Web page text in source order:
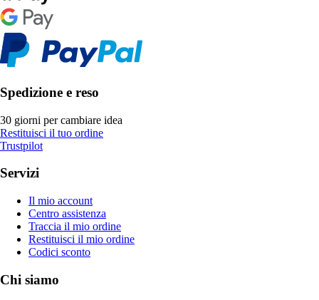
Spedizione e reso
30 giorni per cambiare idea
Restituisci il tuo ordine
Trustpilot
Servizi
Il mio account
Centro assistenza
Traccia il mio ordine
Restituisci il mio ordine
Codici sconto
Chi siamo